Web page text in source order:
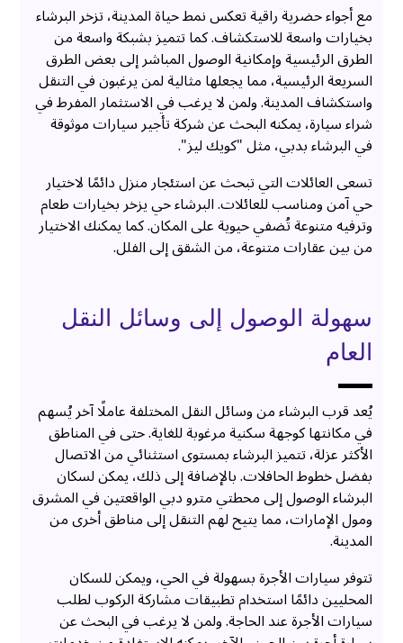
مع أجواء حضرية راقية تعكس نمط حياة المدينة، تزخر البرشاء
بخيارات واسعة للاستكشاف. كما تتميز بشبكة واسعة من
الطرق الرئيسية وإمكانية الوصول المباشر إلى بعض الطرق
السريعة الرئيسية، مما يجعلها مثالية لمن يرغبون في التنقل
واستكشاف المدينة. ولمن لا يرغب في الاستثمار المفرط في
شراء سيارة، يمكنه البحث عن شركة تأجير سيارات موثوقة
في البرشاء بدبي، مثل "كويك ليز".
تسعى العائلات التي تبحث عن استئجار منزل دائمًا لاختيار
حي آمن ومناسب للعائلات. البرشاء حي يزخر بخيارات طعام
وترفيه متنوعة تُضفي حيوية على المكان. كما يمكنك الاختيار
من بين عقارات متنوعة، من الشقق إلى الفلل.
سهولة الوصول إلى وسائل النقل
العام
يُعد قرب البرشاء من وسائل النقل المختلفة عاملًا آخر يُسهم
في مكانتها كوجهة سكنية مرغوبة للغاية. حتى في المناطق
الأكثر عزلة، تتميز البرشاء بمستوى استثنائي من الاتصال
بفضل خطوط الحافلات. بالإضافة إلى ذلك، يمكن لسكان
البرشاء الوصول إلى محطتي مترو دبي الواقعتين في المشرق
ومول الإمارات، مما يتيح لهم التنقل إلى مناطق أخرى من
المدينة.
تتوفر سيارات الأجرة بسهولة في الحي، ويمكن للسكان
المحليين دائمًا استخدام تطبيقات مشاركة الركوب لطلب
سيارات الأجرة عند الحاجة. ولمن لا يرغب في البحث عن